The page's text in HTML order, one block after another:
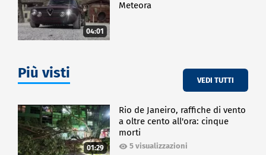
04:01
Meteora
Più visti VEDI TUTTI
01:29
Rio de Janeiro, raffiche di vento
a oltre cento all'ora: cinque
morti
5 visualizzazioni